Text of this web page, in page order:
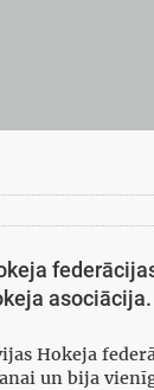
asociācija.
Hokeja
un bija